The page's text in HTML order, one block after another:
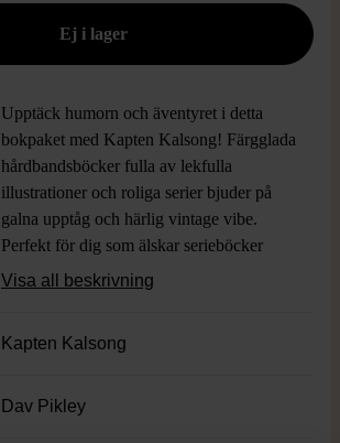
Upptäck humorn och äventyret i detta
bokpaket med Kapten Kalsong! Färgglada
hårdbandsböcker fulla av lekfulla
illustrationer och roliga serier bjuder på
galna upptåg och härlig vintage vibe.
Perfekt för dig som älskar serieböcker
eller vill ha samlingen komplett – här finns
Språk:
Visa all beskrivning
Kapten Kalsong
Dav Pikley